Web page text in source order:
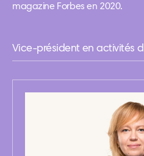
magazine Forbes en 2020.
Vice-président en activités